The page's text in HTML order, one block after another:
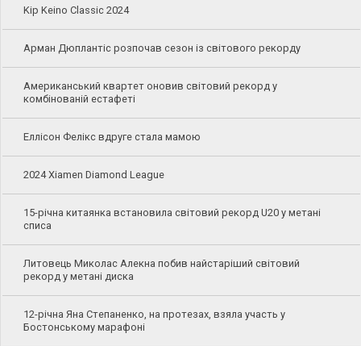
Kip Keino Classic 2024
Арман Дюплантіс розпочав сезон із світового рекорду
Американський квартет оновив світовий рекорд у
комбінованій естафеті
Еллісон Фелікс вдруге стала мамою
2024 Xiamen Diamond League
15-річна китаянка встановила світовий рекорд U20 у метані
списа
Литовець Миколас Алекна побив найстаріший світовий
рекорд у метані диска
12-річна Яна Степаненко, на протезах, взяла участь у
Бостонському марафоні